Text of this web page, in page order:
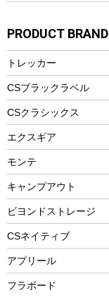
マグカップ、カップ
ステンレスボトル
フードボトル
トレー
ランチョンマット
ランチボックス
スプレー関係
ツール、他
ヘルメット
エアーポンプ
アクセサリー
自転車ウェア
パラソル
フローティングベスト
ヘルメット
エアーポンプ
ビーチテント
ウィンター
スノーシュー
防寒ウェア
トレッキング
トレッキングアクセサリー
湯たんぽ
防災用品
PRODUCT BRAND
トレッカー
CSブラックラベル
CSクラシックス
エクスギア
モンテ
キャンプアウト
ビヨンドストレージ
CSネイティブ
アプリール
フラボード